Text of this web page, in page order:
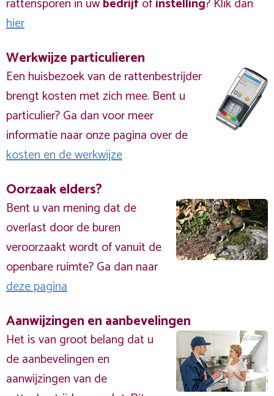
hier
Werkwijze particulieren
Een huisbezoek van de rattenbestrijder
brengt kosten met zich mee. Bent u
particulier? Ga dan voor meer
informatie naar onze pagina over de
kosten en de werkwijze
Oorzaak elders?
Bent u van mening dat de
overlast door de buren
veroorzaakt wordt of vanuit de
openbare ruimte? Ga dan naar
deze pagina
Aanwijzingen en aanbevelingen
Het is van groot belang dat u
de aanbevelingen en
aanwijzingen van de